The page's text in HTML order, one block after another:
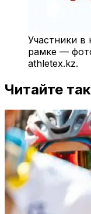
Участники
рамке —
athletex.kz.
Читайте